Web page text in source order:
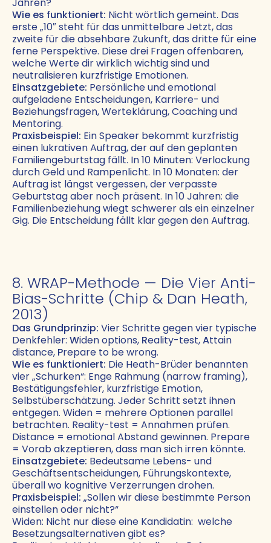
Wie es funktioniert: Nicht wörtlich gemeint. Das
erste „10″ steht für das unmittelbare Jetzt, das
zweite für die absehbare Zukunft, das dritte für eine
ferne Perspektive. Diese drei Fragen offenbaren,
welche Werte dir wirklich wichtig sind und
neutralisieren kurzfristige Emotionen.
Einsatzgebiete: Persönliche und emotional
aufgeladene Entscheidungen, Karriere- und
Beziehungsfragen, Werteklärung, Coaching und
Mentoring.
Praxisbeispiel: Ein Speaker bekommt kurzfristig
einen lukrativen Auftrag, der auf den geplanten
Familiengeburtstag fällt. In 10 Minuten: Verlockung
durch Geld und Rampenlicht. In 10 Monaten: der
Auftrag ist längst vergessen, der verpasste
Geburtstag aber noch präsent. In 10 Jahren: die
Familienbeziehung wiegt schwerer als ein einzelner
Gig. Die Entscheidung fällt klar gegen den Auftrag.
8. WRAP-Methode — Die Vier Anti-
Bias-Schritte (Chip & Dan Heath,
2013)
Das Grundprinzip: Vier Schritte gegen vier typische
Denkfehler: Widen options, Reality-test,Attain
distance, Prepare to be wrong.
Wie es funktioniert: Die Heath-Brüder benannten
vier „Schurken“: Enge Rahmung (narrow framing),
Bestätigungsfehler, kurzfristige Emotion,
Selbstüberschätzung. Jeder Schritt setzt ihnen
entgegen. Widen = mehrere Optionen parallel
betrachten. Reality-test = Annahmen prüfen.
Distance = emotional Abstand gewinnen. Prepare
= Vorab akzeptieren, dass man sich irren könnte.
Einsatzgebiete: Bedeutsame Lebens- und
Geschäftsentscheidungen, Führungskontexte,
überall wo kognitive Verzerrungen drohen.
Praxisbeispiel: „Sollen wir diese bestimmte Person
einstellen oder nicht?“
Widen: Nicht nur diese eine Kandidatin: welche
Besetzungsalternativen gibt es?